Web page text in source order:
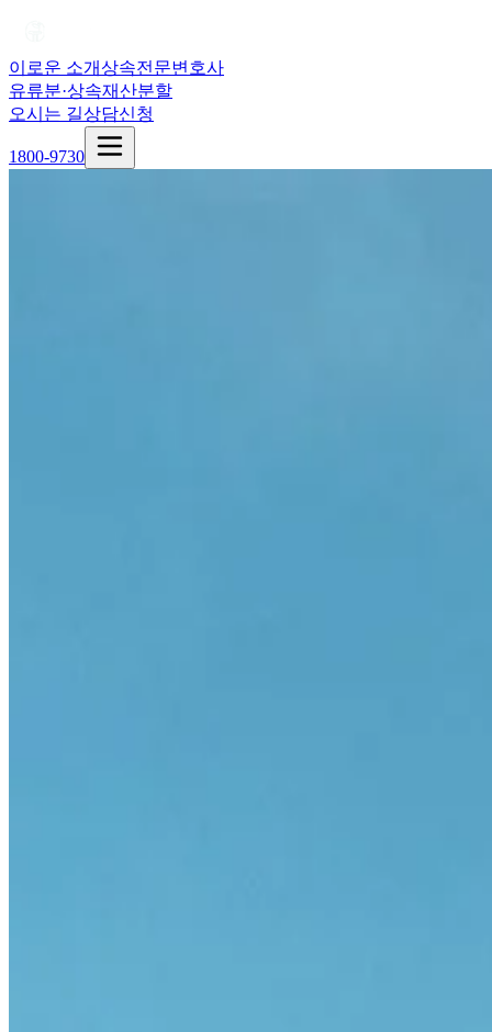
이로운 소개상속전문변호사
유류분·상속재산분할
오시는 길상담신청
1800-9730